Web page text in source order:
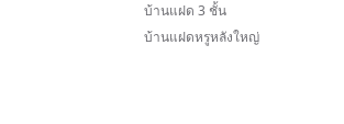
บ้านแฝด 3 ชั้น
บ้านแฝดหรูหลังใหญ่